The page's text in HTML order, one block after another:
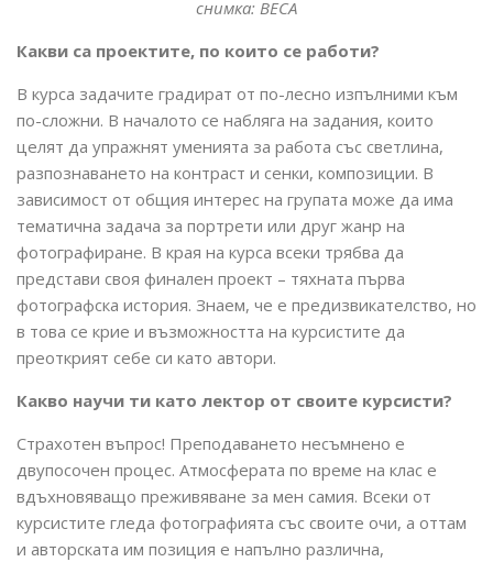
снимка: BECA
Какви са проектите, по които се работи?
В курса задачите градират от по-лесно изпълними към
по-сложни. В началото се набляга на задания, които
целят да упражнят уменията за работа със светлина,
разпознаването на контраст и сенки, композиции. В
зависимост от общия интерес на групата може да има
тематична задача за портрети или друг жанр на
фотографиране. В края на курса всеки трябва да
представи своя финален проект – тяхната първа
фотографска история. Знаем, че е предизвикателство, но
в това се крие и възможността на курсистите да
преоткрият себе си като автори.
Какво научи ти като лектор от своите курсисти?
Страхотен въпрос! Преподаването несъмнено е
двупосочен процес. Атмосферата по време на клас е
вдъхновяващо преживяване за мен самия. Всеки от
курсистите гледа фотографията със своите очи, а оттам
и авторската им позиция е напълно различна,